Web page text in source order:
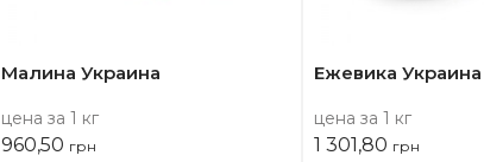
Малина Украина
цена за 1 кг
960,50 грн
Ежевика Украина
цена за 1 кг
1 301,80 грн